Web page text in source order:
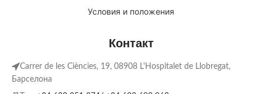
Compatible con carga desde
generador de hasta 11,52 kW a
Hasta 19,2 kW de carga solar
Условия и положения
Контакт
Carrer de les Ciències, 19, 08908 L'Hospitalet de Llobregat,
Барселона